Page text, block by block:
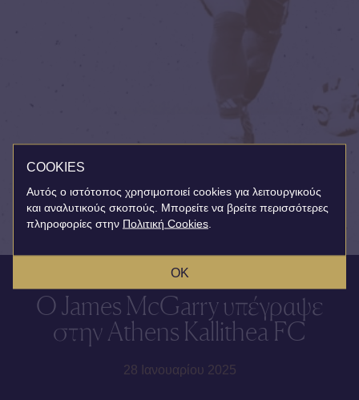
Ο James McGarry υπέγραψε
στην Athens Kallithea FC
28 Ιανουαρίου 2025
COOKIES
Αυτός ο ιστότοπος χρησιμοποιεί cookies για λειτουργικούς
και αναλυτικούς σκοπούς. Μπορείτε να βρείτε περισσότερες
πληροφορίες στην Πολιτική Cookies
OK